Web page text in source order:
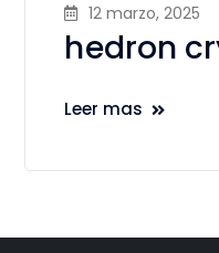
12 marzo, 2025
hedron
Leer mas